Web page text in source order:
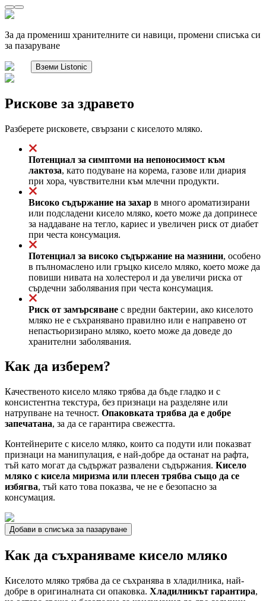
За да промениш хранителните си навици, промени списъка си
за пазаруване
Вземи Listonic
Рискове за здравето
Разберете рисковете, свързани с киселото мляко.
Потенциал за симптоми на непоносимост към
лактоза, като подуване на корема, газове или диария
при хора, чувствителни към млечни продукти.
Високо съдържание на захар в много ароматизирани
или подсладени кисело мляко, което може да допринесе
за наддаване на тегло, кариес и увеличен риск от диабет
при честа консумация.
Потенциал за високо съдържание на мазнини, особено
в пълномаслено или гръцко кисело мляко, което може да
повиши нивата на холестерол и да увеличи риска от
сърдечни заболявания при честа консумация.
Риск от замърсяване с вредни бактерии, ако киселото
мляко не е съхранявано правилно или е направено от
непастьоризирано мляко, което може да доведе до
хранителни заболявания.
Как да изберем?
Качественото кисело мляко трябва да бъде гладко и с
консистентна текстура, без признаци на разделяне или
натрупване на течност. Опаковката трябва да е добре
запечатана, за да се гарантира свежестта.
Контейнерите с кисело мляко, които са подути или показват
признаци на манипулация, е най-добре да останат на рафта,
тъй като могат да съдържат развалени съдържания. Кисело
мляко с кисела миризма или плесен трябва също да се
избягва, тъй като това показва, че не е безопасно за
консумация.
Добави в списъка за пазаруване
Как да съхраняваме кисело мляко
Киселото мляко трябва да се съхранява в хладилника, най-
добре в оригиналната си опаковка. Хладилникът гарантира,